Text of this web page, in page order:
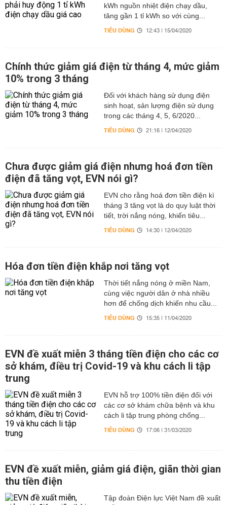
kWh nguồn nhiệt điện chạy dầu,
tăng gần 1 tỉ kWh so với cùng...
TIÊU DÙNG 12:43 | 15/04/2020
Chính thức giảm giá điện từ tháng 4, mức giảm
10% trong 3 tháng
Đối với khách hàng sử dụng điện
sinh hoạt, sản lượng điện sử dụng
trong các tháng 4, 5, 6/2020...
TIÊU DÙNG 21:16 | 12/04/2020
Chưa được giảm giá điện nhưng hoá đơn tiền
điện đã tăng vọt, EVN nói gì?
EVN cho rằng hoá đơn tiền điện kì
tháng 3 tăng vọt là do quy luật thời
tiết, trời nắng nóng, khiến tiêu...
TIÊU DÙNG 14:30 | 12/04/2020
Hóa đơn tiền điện khắp nơi tăng vọt
Thời tiết nắng nóng ở miền Nam,
cùng việc người dân ở nhà nhiều
hơn để chống dịch khiến nhu cầu...
TIÊU DÙNG 15:35 | 11/04/2020
EVN đề xuất miễn 3 tháng tiền điện cho các cơ
sở khám, điều trị Covid-19 và khu cách li tập
trung
EVN hỗ trợ 100% tiền điện đối với
các cơ sở khám chữa bệnh và khu
cách li tập trung phòng chống...
TIÊU DÙNG 17:06 | 31/03/2020
EVN đề xuất miễn, giảm giá điện, giãn thời gian
thu tiền điện
Tập đoàn Điện lực Việt Nam đề xuất